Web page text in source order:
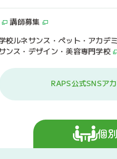
講師募集
校ルネサンス・ペット・アカデ
ンス・デザイン・美容専門学校
RAPS公式SNSア
個